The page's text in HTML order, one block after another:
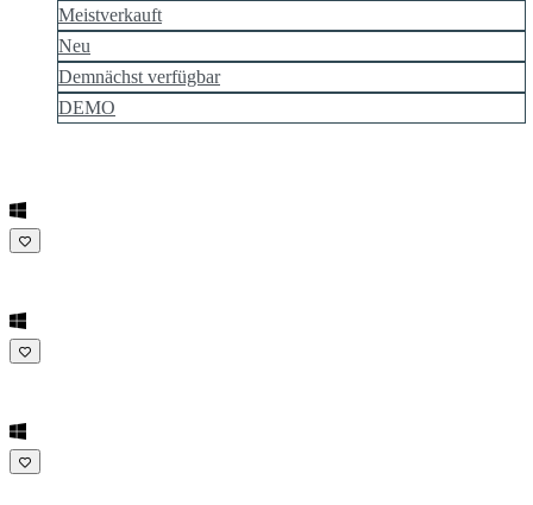
Meistverkauft
Neu
Demnächst verfügbar
DEMO